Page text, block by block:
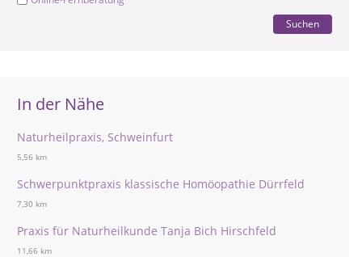
Suchen
In der Nähe
Naturheilpraxis, Schweinfurt
5,56 km
Schwerpunktpraxis klassische Homöopathie Dürrfeld
7,30 km
Praxis für Naturheilkunde Tanja Bich Hirschfeld
11,66 km